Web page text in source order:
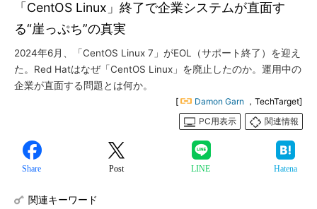
「CentOS Linux」終了で企業システムが直面す
る“崖っぷち”の真実
2024年6月、「CentOS Linux 7」がEOL（サポート終了）を迎え
た。Red Hatはなぜ「CentOS Linux」を廃止したのか。運用中の
企業が直面する問題とは何か。
[ Damon Garn ，TechTarget]
PC用表示
関連情報
Share Post LINE Hatena
関連キーワード